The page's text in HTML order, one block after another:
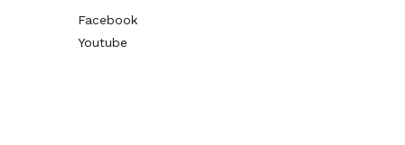
Facebook
Youtube